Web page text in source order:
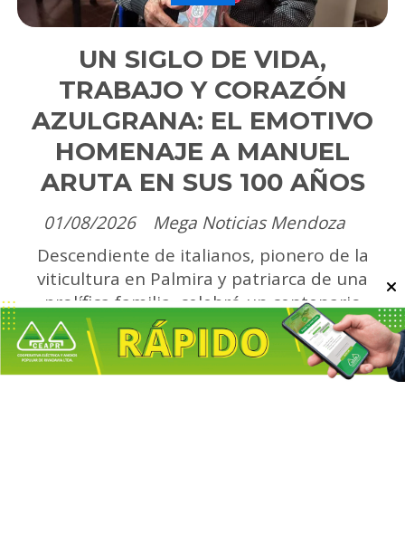
UN SIGLO DE VIDA,
TRABAJO Y CORAZÓN
AZULGRANA: EL EMOTIVO
HOMENAJE A MANUEL
ARUTA EN SUS 100 AÑOS
Mega Noticias Mendoza
01/08/2026
Descendiente de italianos, pionero de la
viticultura en Palmira y patriarca de una
prolífica familia, celebró un centenario
rodeado del amor de los suyos, el
reconocimiento de toda una comunidad y la
gratitud viva por el trabajo honrado.
Escuchar artículo